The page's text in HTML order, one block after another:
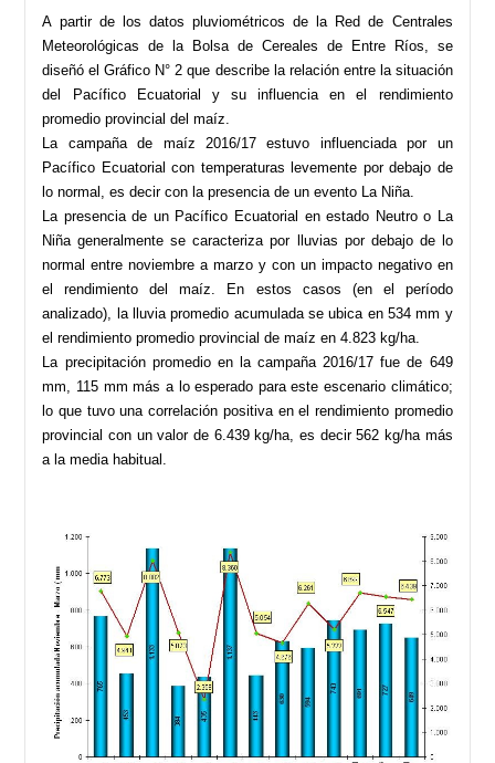
A partir de los datos pluviométricos de la Red de Centrales
Meteorológicas de la Bolsa de Cereales de Entre Ríos, se
diseñó el Gráfico N° 2 que describe la relación entre la situación
del Pacífico Ecuatorial y su influencia en el rendimiento
promedio provincial del maíz.
La campaña de maíz 2016/17 estuvo influenciada por un
Pacífico Ecuatorial con temperaturas levemente por debajo de
lo normal, es decir con la presencia de un evento La Niña.
La presencia de un Pacífico Ecuatorial en estado Neutro o La
Niña generalmente se caracteriza por lluvias por debajo de lo
normal entre noviembre a marzo y con un impacto negativo en
el rendimiento del maíz. En estos casos (en el período
analizado), la lluvia promedio acumulada se ubica en 534 mm y
el rendimiento promedio provincial de maíz en 4.823 kg/ha.
La precipitación promedio en la campaña 2016/17 fue de 649
mm, 115 mm más a lo esperado para este escenario climático;
lo que tuvo una correlación positiva en el rendimiento promedio
provincial con un valor de 6.439 kg/ha, es decir 562 kg/ha más
a la media habitual.